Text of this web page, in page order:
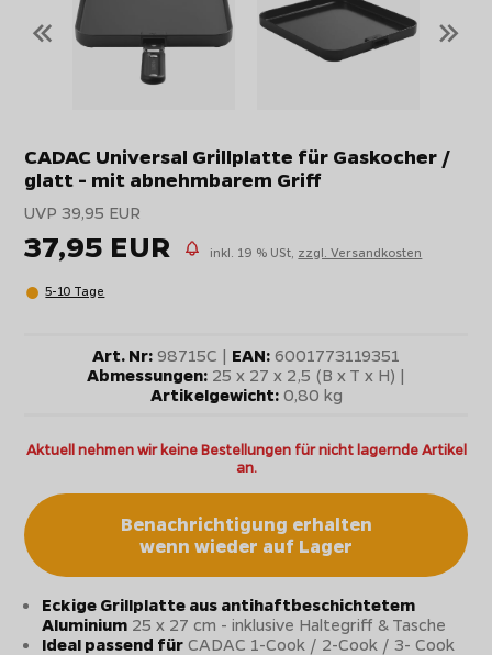
« »
CADAC Universal Grillplatte für Gaskocher /
glatt - mit abnehmbarem Griff
UVP 39,95 EUR
37,95 EUR inkl. 19 % USt, zzgl. Versandkosten
5-10 Tage
Art. Nr: 98715C | EAN: 6001773119351
Abmessungen: 25 x 27 x 2,5 (B x T x H) |
Artikelgewicht:0,80 kg
Aktuell nehmen wir keine Bestellungen für nicht lagernde Artikel
an.
Benachrichtigung erhalten
wenn wieder auf Lager
Eckige Grillplatte aus antihaftbeschichtetem
Aluminium 25 x 27 cm - inklusive Haltegriff & Tasche
Ideal passend für CADAC 1-Cook / 2-Cook / 3- Cook